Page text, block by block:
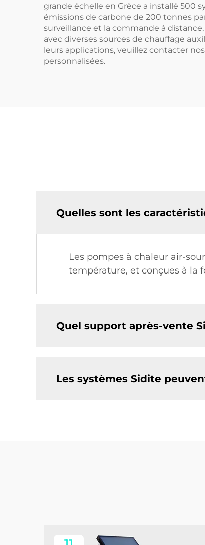
grande échelle en Grèce a installé 500
émissions de carbone de 200 tonnes
surveillance et la commande à
avec diverses sources de chauffage
leurs applications, veuillez contacter
personnalisées.
Quelles sont les
Les pompes à chaleur air-
température, et conçues à la
Quel support après-vente
Les systèmes Sidite